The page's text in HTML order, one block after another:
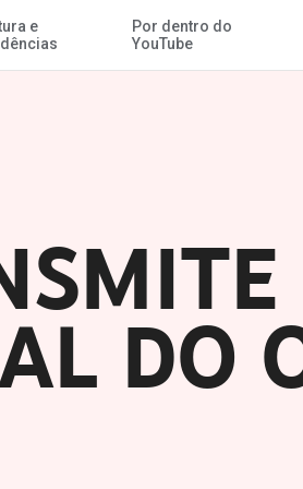
Ir para o Conteúdo Principal
e
Por dentro do
YouTube
DO